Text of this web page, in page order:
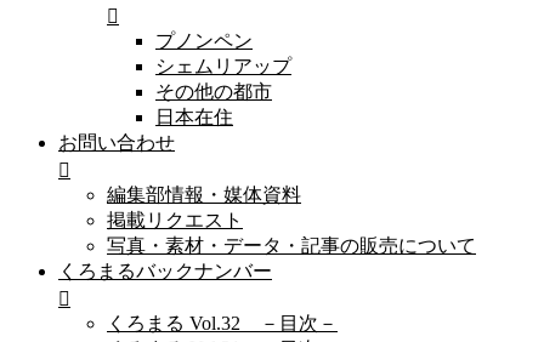
プノンペン
シェムリアップ
その他の都市
日本在住
お問い合わせ
編集部情報・媒体資料
掲載リクエスト
写真・素材・データ・記事の販売について
くろまるバックナンバー
くろまる Vol.32 －目次－